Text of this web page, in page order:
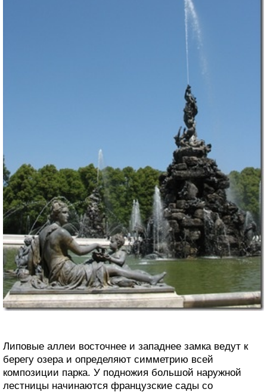
Липовые аллеи восточнее и западнее замка ведут к
берегу озера и определяют симметрию всей
композиции парка. У подножия большой наружной
лестницы начинаются французские сады со